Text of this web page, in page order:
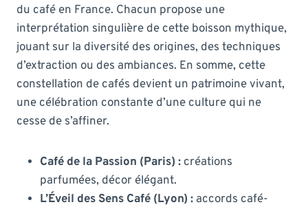
du café en France. Chacun propose une
interprétation singulière de cette boisson mythique,
jouant sur la diversité des origines, des techniques
d’extraction ou des ambiances. En somme, cette
constellation de cafés devient un patrimoine vivant,
une célébration constante d’une culture qui ne
cesse de s’affiner.
Café de la Passion (Paris) : créations
parfumées, décor élégant.
L’Éveil des Sens Café (Lyon) : accords café-